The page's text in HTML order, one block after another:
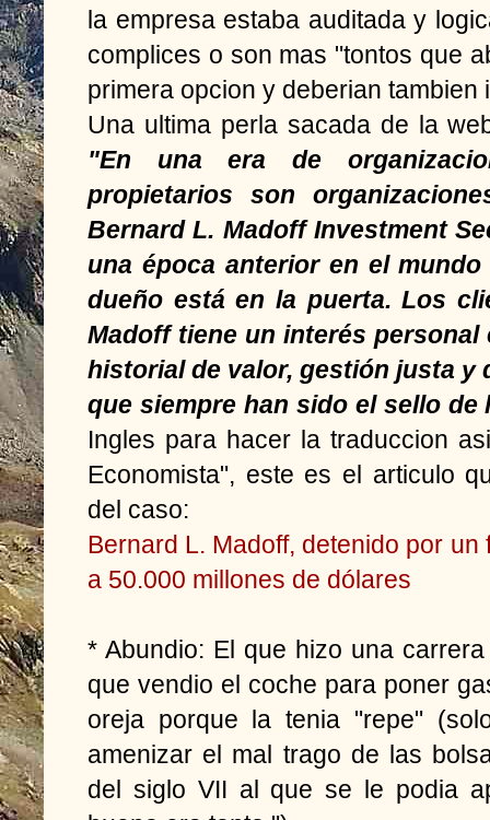
la empresa estaba auditada y
complices o son mas "tontos que
primera opcion y deberian tambien
Una ultima perla sacada de la
"En una era de
propietarios son
Bernard L. Madoff Investment
una época anterior en el
dueño está en la puerta. Los
Madoff tiene un interés personal
historial de valor, gestión justa y
que siempre han sido el sello de
Ingles para hacer la traduccion
Economista", este es el articulo
del caso:
Bernard L. Madoff, detenido por
a 50.000 millones de dólares
* Abundio: El que hizo una
que vendio el coche para poner
oreja porque la tenia "repe"
amenizar el mal trago de las
del siglo VII al que se le podia